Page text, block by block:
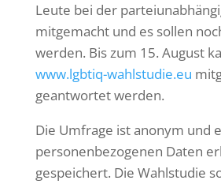
Leute bei der
mitgemacht und es sollen
werden. Bis zum 15. August
www.lgbtiq-wahlstudie.eu
geantwortet werden.
Die Umfrage ist anonym und
personenbezogenen Daten
gespeichert. Die Wahlstudie